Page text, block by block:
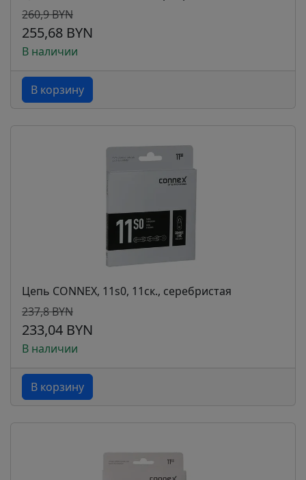
260,9 BYN
255,68 BYN
В наличии
В корзину
Цепь CONNEX, 11s0, 11ск., серебристая
237,8 BYN
233,04 BYN
В наличии
В корзину